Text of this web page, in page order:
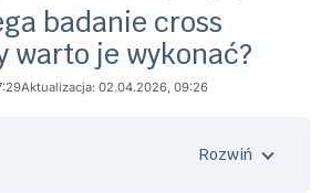
badanie cross
warto je wykonać?
Aktualizacja: 02.04.2026, 09:26